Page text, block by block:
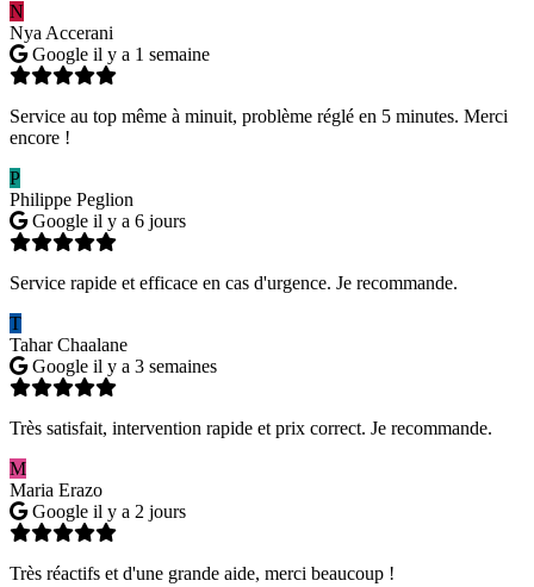
N
Nya Accerani
Google il y a 1 semaine
Service au top même à minuit, problème réglé en 5 minutes. Merci
encore !
P
Philippe Peglion
Google il y a 6 jours
Service rapide et efficace en cas d'urgence. Je recommande.
T
Tahar Chaalane
Google il y a 3 semaines
Très satisfait, intervention rapide et prix correct. Je recommande.
M
Maria Erazo
Google il y a 2 jours
Très réactifs et d'une grande aide, merci beaucoup !